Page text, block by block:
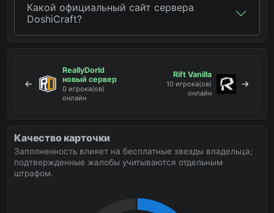
Какой официальный сайт сервера
DoshiCraft?
←
ReallyDorld
новый сервер
0 игрока(ов)
онлайн
Rift Vanilla
10 игрока(ов)
онлайн
→
Качество карточки
Заполненность влияет на бесплатные звезды владельца;
подтвержденные жалобы учитываются отдельным
штрафом.